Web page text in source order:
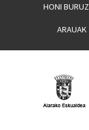
HONI BURUZ
ARAUAK